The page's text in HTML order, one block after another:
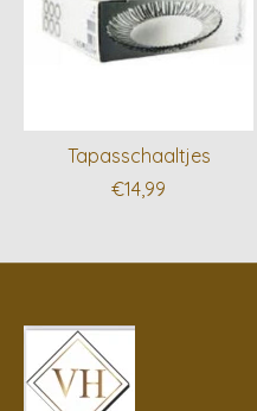
Tapasschaaltjes
€14,99